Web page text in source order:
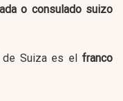
o consulado suizo
Suiza es el franco